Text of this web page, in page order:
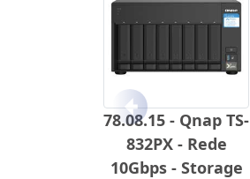
78.08.15 - Qnap TS-
832PX - Rede
10Gbps - Storage
Anterior